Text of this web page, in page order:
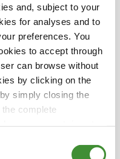
and, subject to your
for analyses and to
preferences. You
to accept through
can browse without
by clicking on the
simply closing the
complete
sostenibles,
un testimonio de
diferencia y hacer
que afectan
locales y
"Growing
mejor para